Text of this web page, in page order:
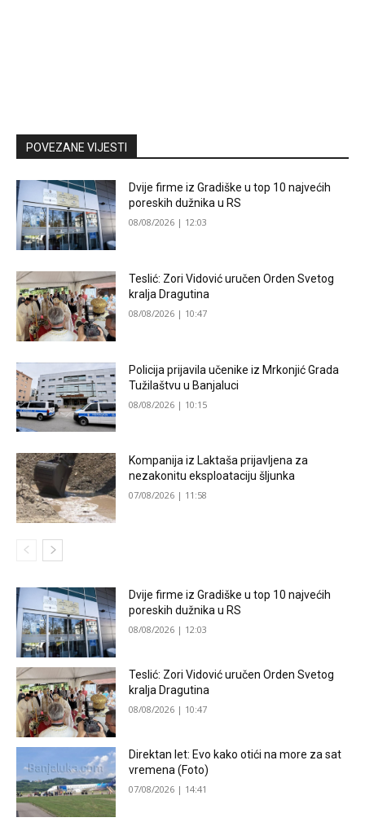
POVEZANE VIJESTI
Dvije firme iz Gradiške u top 10 najvećih
poreskih dužnika u RS
08/08/2026 | 12:03
Teslić: Zori Vidović uručen Orden Svetog
kralja Dragutina
08/08/2026 | 10:47
Policija prijavila učenike iz Mrkonjić Grada
Tužilaštvu u Banjaluci
08/08/2026 | 10:15
Kompanija iz Laktaša prijavljena za
nezakonitu eksploataciju šljunka
07/08/2026 | 11:58
Dvije firme iz Gradiške u top 10 najvećih
poreskih dužnika u RS
08/08/2026 | 12:03
Teslić: Zori Vidović uručen Orden Svetog
kralja Dragutina
08/08/2026 | 10:47
Direktan let: Evo kako otići na more za sat
vremena (Foto)
07/08/2026 | 14:41